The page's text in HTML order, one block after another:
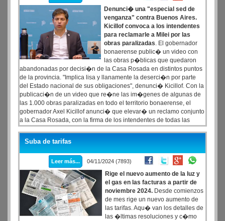
Denunci� una "especial sed de
venganza" contra Buenos Aires.
Kicillof convoca a los intendentes
para reclamarle a Milei por las
obras paralizadas. El gobernador
bonaerense public� un video con
las obras p�blicas que quedaron
abandonadas por decisi�n de la Casa Rosada en distintos puntos
de la provincia. "Implica lisa y llanamente la deserci�n por parte
del Estado nacional de sus obligaciones", denunci� Kicillof. Con la
publicaci�n de un video que re�ne las im�genes de algunas de
las 1.000 obras paralizadas en todo el territorio bonaerense, el
gobernador Axel Kicillof anunci� que elevar� un reclamo conjunto
a la Casa Rosada, con la firma de los intendentes de todas las
fuerzas pol�ticas, para revertir la "especial sed de venganza" de la
administraci�n de Javier Milei hacia la provincia.
Suba de tarifas
Leer más... 04/11/2024 (7893)
Rige el nuevo aumento de la luz y
el gas en las facturas a partir de
noviembre 2024. Desde comienzos
de mes rige un nuevo aumento de
las tarifas. Aqu� van los detalles de
las �ltimas resoluciones y c�mo